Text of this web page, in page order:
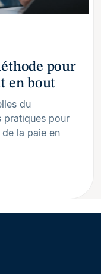
pour
en bout
du
pratiques pour
la paie en